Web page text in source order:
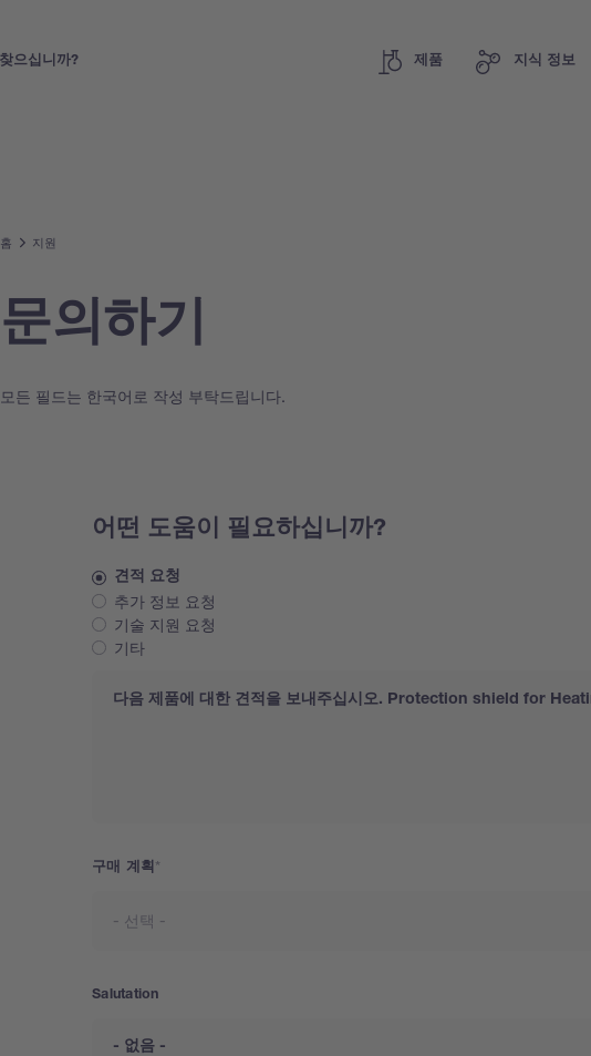
제품 지식 정보
홈 지원
문의하기
모든 필드는 한국어로 작성 부탁드립니다.
어떤 도움이 필요하십니까?
견적 요청
추가 정보 요청
기술 지원 요청
기타
구매 계획
Salutation